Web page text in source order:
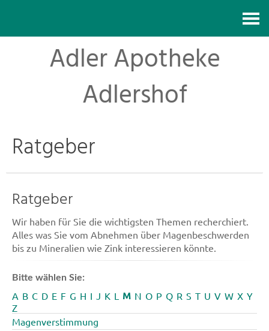
Adler Apotheke
Adlershof
Ratgeber
Ratgeber
Wir haben für Sie die wichtigsten Themen recherchiert.
Alles was Sie vom Abnehmen über Magenbeschwerden
bis zu Mineralien wie Zink interessieren könnte.
Bitte wählen Sie:
A B C D E F G H I J K L M N O P Q R S T U V W X Y
Z
Magenverstimmung